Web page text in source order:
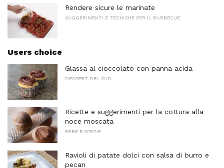
Rendere sicure le marinate
SUGGERIMENTI E TECNICHE PER IL BARBECUE
Users choice
Glassa al cioccolato con panna acida
DESSERT DEL SUD
Ricette e suggerimenti per la cottura alla
noce moscata
ERBE E SPEZIE
Ravioli di patate dolci con salsa di burro e
pecan